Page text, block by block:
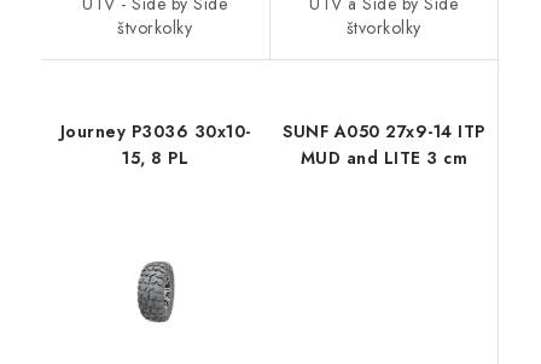
štvorkolky
štvorkolky
Journey P3036 30x10-
15, 8 PL
SUNF A050 27x9-14 ITP
MUD and LITE 3 cm